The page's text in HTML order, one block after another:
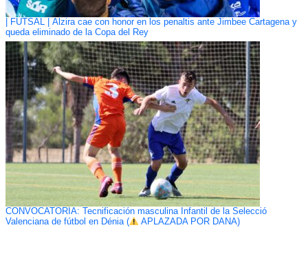
| FUTSAL | Alzira cae con honor en los penaltis ante Jimbee Cartagena y
queda eliminado de la Copa del Rey
CONVOCATORIA: Tecnificación masculina Infantil de la Selecció
Valenciana de fútbol en Dénia (
APLAZADA POR DANA)